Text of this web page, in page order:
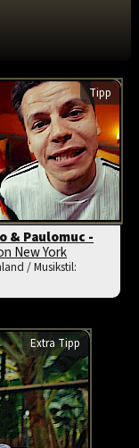
Tipp
& Paulomuc -
New York
/ Musikstil:
Extra Tipp